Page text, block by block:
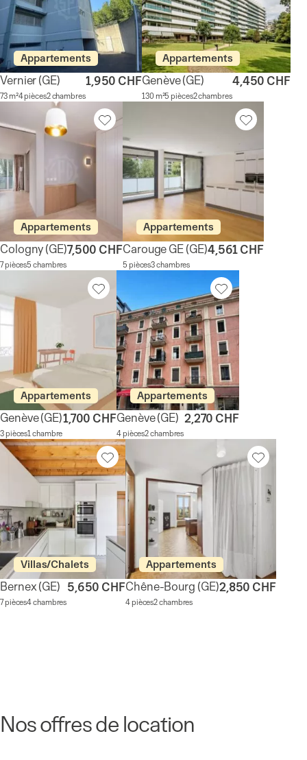
Appartements
Vernier(GE)
73 m²4 pièces2 chambres
1,950 CHF
Appartements
Genève(GE)
130 m²5 pièces2 chambres
4,450 CHF
Appartements
Cologny(GE)
7 pièces5 chambres
7,500 CHF
Appartements
Carouge GE(GE)
5 pièces3 chambres
4,561 CHF
Appartements
Genève(GE)
3 pièces1 chambre
1,700 CHF
Appartements
Genève(GE)
4 pièces2 chambres
2,270 CHF
Villas/Chalets
Bernex(GE)
7 pièces4 chambres
5,650 CHF
Appartements
Chêne-Bourg (GE)
4 pièces2 chambres
2,850 CHF
Nos offres de location